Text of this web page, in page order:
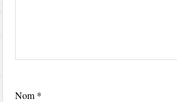
Nom *